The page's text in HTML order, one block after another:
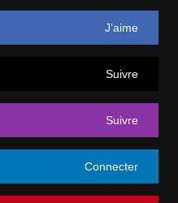
J’aime
Suivre
Suivre
Connecter